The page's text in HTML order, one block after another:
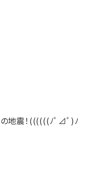
の地震！((((((ﾉﾟ⊿ﾟ)ﾉ